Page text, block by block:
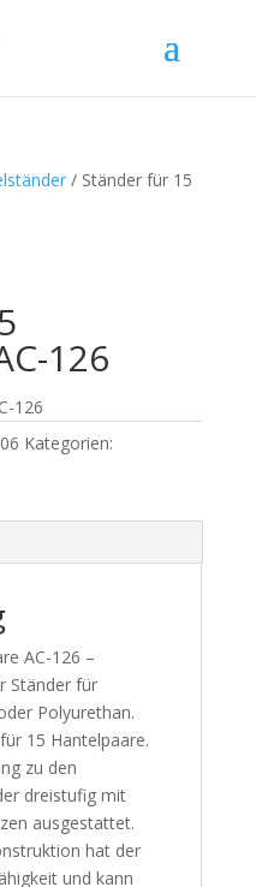
/ Ständer für 15
126
126
Kategorien:
AC-126 –
Ständer für
Polyurethan.
15 Hantelpaare.
zu den
dreistufig mit
ausgestattet.
hat der
und kann